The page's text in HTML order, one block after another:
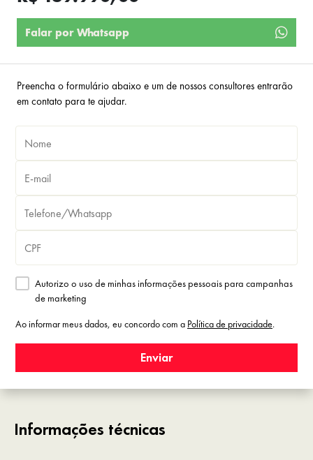
Falar por Whatsapp
Preencha o formulário abaixo e um de nossos consultores entrarão
em contato para te ajudar.
Autorizo o uso de minhas informações pessoais para campanhas
de marketing
Ao informar meus dados, eu concordo com a Política de privacidade.
Enviar
Informações técnicas